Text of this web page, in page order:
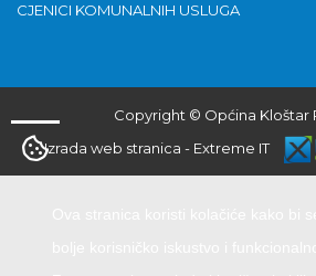
CJENICI KOMUNALNIH USLUGA
Copyright © Općina Kloštar
Izrada web stranica - Extreme IT